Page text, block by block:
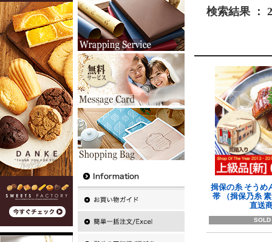
検索結果 ：
揖保の糸 そうめ
帯 （揖保乃糸
直送
SOLD